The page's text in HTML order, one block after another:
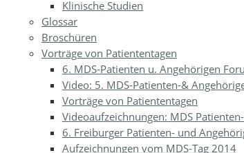
Klinische Studien
Glossar
Broschüren
Vorträge von Patiententagen
6. MDS-Patienten u. Angehörigen
Video: 5. MDS-Patienten-&
Vorträge von Patiententagen
Videoaufzeichnungen: MDS
6. Freiburger Patienten- und
Aufzeichnungen vom MDS-Tag 2014